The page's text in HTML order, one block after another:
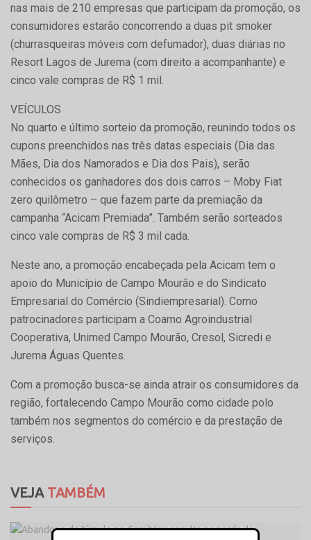
nas mais de 210 empresas que participam da promoção, os
consumidores estarão concorrendo a duas pit smoker
(churrasqueiras móveis com defumador), duas diárias no
Resort Lagos de Jurema (com direito a acompanhante) e
cinco vale compras de R$ 1 mil.
VEÍCULOS
No quarto e último sorteio da promoção, reunindo todos os
cupons preenchidos nas três datas especiais (Dia das
Mães, Dia dos Namorados e Dia dos Pais), serão
conhecidos os ganhadores dos dois carros – Moby Fiat
zero quilômetro – que fazem parte da premiação da
campanha “Acicam Premiada”. Também serão sorteados
cinco vale compras de R$ 3 mil cada.
Neste ano, a promoção encabeçada pela Acicam tem o
apoio do Município de Campo Mourão e do Sindicato
Empresarial do Comércio (Sindiempresarial). Como
patrocinadores participam a Coamo Agroindustrial
Cooperativa, Unimed Campo Mourão, Cresol, Sicredi e
Jurema Águas Quentes.
Com a promoção busca-se ainda atrair os consumidores da
região, fortalecendo Campo Mourão como cidade polo
também nos segmentos do comércio e da prestação de
serviços.
VEJATAMBÉM